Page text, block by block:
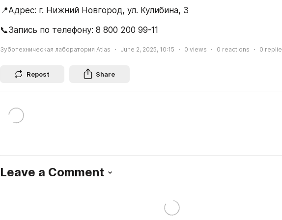
📍Адрес: г. Нижний Новгород, ул. Кулибина, 3
📞Запись по телефону: 8 800 200 99-11
Зуботехническая лаборатория Atlas June 2, 2025, 10:15 0 views 0 reactions 0
Repost Share
Leave a Comment